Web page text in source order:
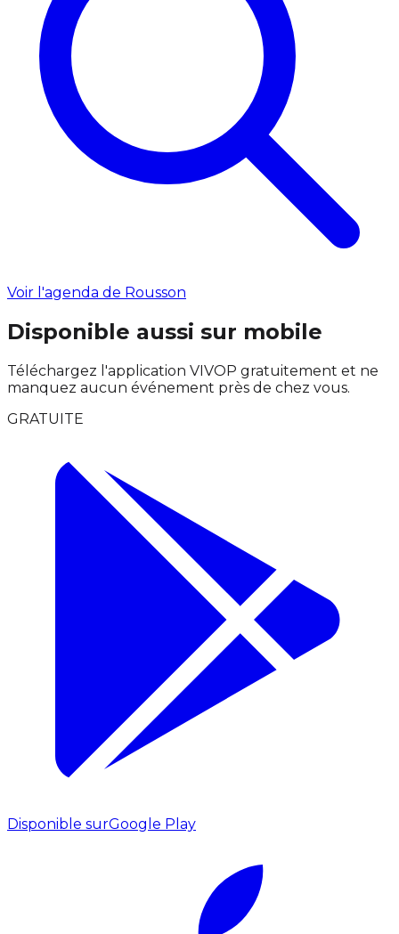
Voir l'agenda de Rousson
Disponible aussi sur mobile
Téléchargez l'application VIVOP gratuitement et ne
manquez aucun événement près de chez vous.
GRATUITE
Disponible surGoogle Play